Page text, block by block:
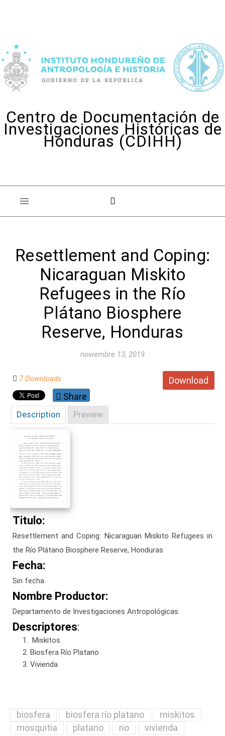
Centro de Documentación de
Investigaciones Históricas de
Honduras (CDIHH)
Resettlement and Coping:
Nicaraguan Miskito
Refugees in the Río
Plátano Biosphere
Reserve, Honduras
noviembre 13, 2019
Download
7 Downloads
Share
Description Preview
Titulo:
Resettlement and Coping: Nicaraguan Miskito Refugees in
the Río Plátano Biosphere Reserve, Honduras
Fecha:
Sin fecha
Nombre Productor:
Departamento de Investigaciones Antropológicas
Descriptores:
Miskitos
Biosfera Río Platano
Vivienda
biosfera biosfera río platano
miskitos
mosquitia
platano rio vivienda